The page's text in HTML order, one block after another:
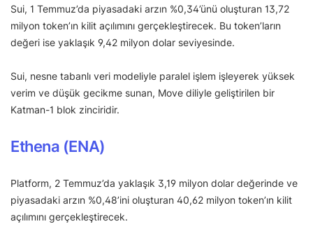
Sui, 1 Temmuz’da piyasadaki arzın %0,34’ünü oluşturan 13,72
milyon token’ın kilit açılımını gerçekleştirecek. Bu token’ların
değeri ise yaklaşık 9,42 milyon dolar seviyesinde.
Sui, nesne tabanlı veri modeliyle paralel işlem işleyerek yüksek
verim ve düşük gecikme sunan, Move diliyle geliştirilen bir
Katman-1 blok zinciridir.
Ethena (ENA)
Platform, 2 Temmuz’da yaklaşık 3,19 milyon dolar değerinde ve
piyasadaki arzın %0,48’ini oluşturan 40,62 milyon token’ın kilit
açılımını gerçekleştirecek.